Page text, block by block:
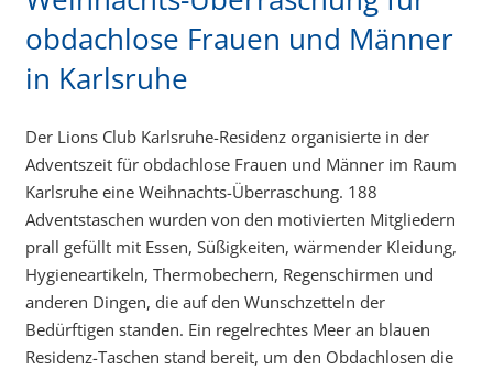
obdachlose Frauen und Männer
in Karlsruhe
Der Lions Club Karlsruhe-Residenz organisierte in der
Adventszeit für obdachlose Frauen und Männer im Raum
Karlsruhe eine Weihnachts-Überraschung. 188
Adventstaschen wurden von den motivierten Mitgliedern
prall gefüllt mit Essen, Süßigkeiten, wärmender Kleidung,
Hygieneartikeln, Thermobechern, Regenschirmen und
anderen Dingen, die auf den Wunschzetteln der
Bedürftigen standen. Ein regelrechtes Meer an blauen
Residenz-Taschen stand bereit, um den Obdachlosen die